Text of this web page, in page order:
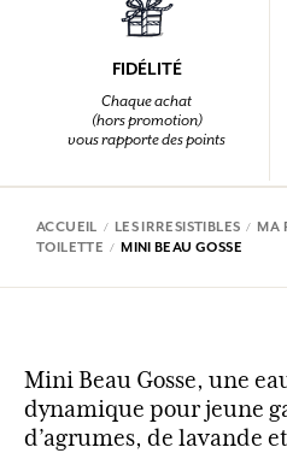
FIDÉLITÉ
Chaque achat
(hors promotion)
vous rapporte des points
ACCUEIL LES IRRESISTIBLES
MA
TOILETTE
MINI BEAU GOSSE
Mini Beau Gosse, une
dynamique pour jeune
d’agrumes, de lavande